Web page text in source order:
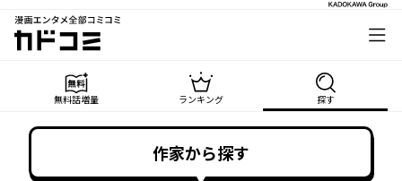
漫画エンタメ全部コミコミ
カドコミ
無料話増量 ランキング 探す
作家から探す